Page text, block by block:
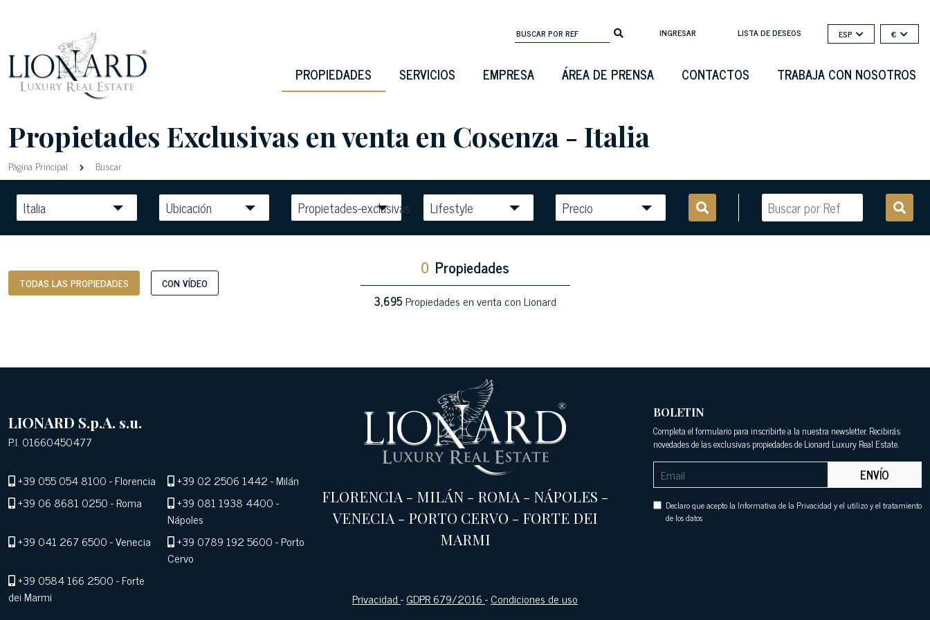
INGRESAR LISTA DE DESEOS ESP €
PROPIEDADES SERVICIOS EMPRESA ÁREA DE PRENSA CONTACTOS TRABAJA CON NOSOTROS
Propietades Exclusivas en venta en Cosenza - Italia
Pàgina Principal Buscar
Italia Ubicación Propietades-exclusivas Lifestyle Precio
TODAS LAS PROPIEDADES CON VÍDEO
0 Propiedades
3,695Propiedades en venta con Lionard
LIONARD S.p.A. s.u.
P.I. 01660450477
+39 055 054 8100- Florencia +39 02 2506 1442- Milán
+39 06 8681 0250- Roma +39 081 1938 4400-
Nápoles
+39 041 267 6500- Venecia +39 0789 192 5600- Porto
Cervo
+39 0584 166 2500- Forte
dei Marmi
FLORENCIA - MILÁN - ROMA - NÁPOLES -
VENECIA - PORTO CERVO - FORTE DEI
MARMI
Privacidad-GDPR 679/2016-Condiciones de uso
BOLETIN
Completa el formulario para inscribirte a la nuestra newsletter. Recibirás
novedades de las exclusivas propiedades de Lionard Luxury Real Estate.
ENVÍO
Declaro que acepto la Informativa de la Privacidad y el utilizo y el tratamiento
de los datos